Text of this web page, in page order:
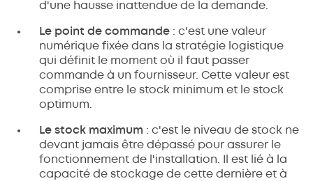
d'une hausse inattendue de la demande.
Le point de commande : c'est une valeur
numérique fixée dans la stratégie logistique
qui définit le moment où il faut passer
commande à un fournisseur. Cette valeur est
comprise entre le stock minimum et le stock
optimum.
Le stock maximum : c'est le niveau de stock ne
devant jamais être dépassé pour assurer le
fonctionnement de l'installation. Il est lié à la
capacité de stockage de cette dernière et à